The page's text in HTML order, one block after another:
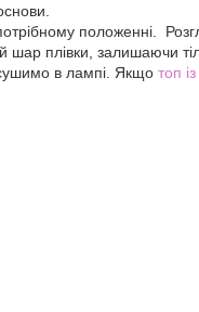
положенні.
плівки, залишаючи
в лампі. Якщо топ